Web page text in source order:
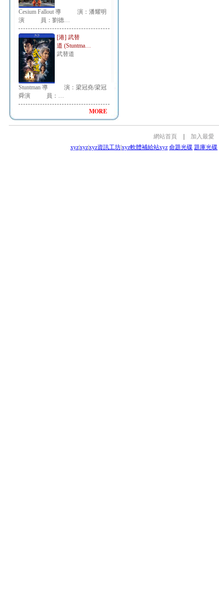
Cesium Fallout 導 演：潘耀明
演 員：劉德…
[港] 武替
道 (Stuntma…
武替道
Stuntman 導 演：梁冠堯/梁冠
舜演 員：…
MORE
網站首頁
加入最愛
xyzxyzxyz資訊工坊xyz軟體補給站xyz 命題光碟 題庫光碟